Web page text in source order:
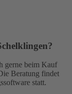
gerne beim Kauf
Beratung findet
statt.